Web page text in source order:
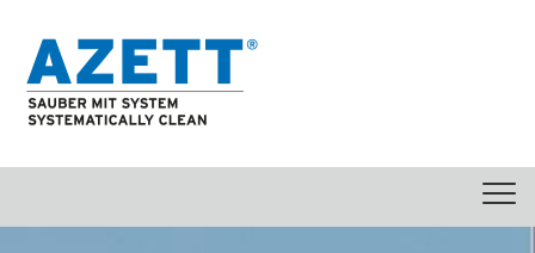
springen